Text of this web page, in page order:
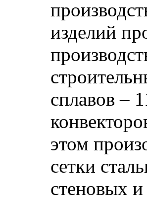
изделий
сплавов –
этом
сетки
стеновых